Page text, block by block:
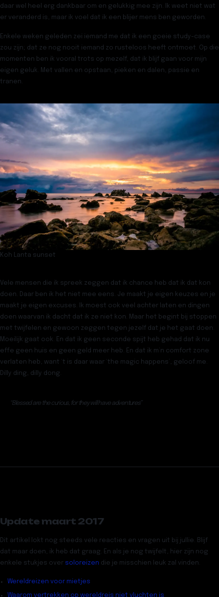
daar wel heel erg dankbaar om en gelukkig mee zijn. Ik weet niet wat
er veranderd is, maar ik voel dat ik een blijer mens ben geworden.
Enkele weken geleden zei iemand me dat ik een goeie study-case
zou zijn; dat ze nog nooit iemand zo rusteloos heeft ontmoet. Op die
momenten ben ik vooral trots op mezelf, dat ik blijf gaan voor mijn
eigen geluk. Met vallen en opstaan, pieken en dalen, passie en
tranen.
Koh Lanta sunset
Vele mensen die ik spreek zeggen dat ik chance heb dat ik dat kon
doen. Daar ben ik het niet mee eens. Je maakt je eigen keuzes en je
maakt je eigen excuses. Ik moest ook veel achter laten en dingen
doen waarvan ik dacht dat ik ze niet kon. Maar het begint bij stoppen
met twijfelen en gewoon zeggen tegen jezelf dat je het gaat doen.
Moeilijk gaat ook. En dat ik geen seconde spijt heb gehad dat ik nu
effe geen huis en geen geld meer heb. En dat ik m’n comfort zone
verlaten heb, want ‘t is daar waar ‘the magic happens’, geloof me.
Dilly ding, dilly dong.
“Blessed are the curious, for they will have adventures”
Update maart 2017
Dit artikel lokt nog steeds vele reacties en vragen uit bij jullie. Blijf
dat maar doen, ik heb dat graag. En als je nog twijfelt, hier zijn nog
enkele stukjes over soloreizen die je misschien leuk zal vinden.
Wereldreizen voor mietjes
Waarom vertrekken op wereldreis niet vluchten is